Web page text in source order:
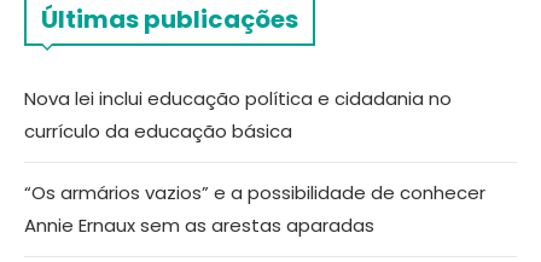
Últimas publicações
Nova lei inclui educação política e cidadania no
currículo da educação básica
“Os armários vazios” e a possibilidade de conhecer
Annie Ernaux sem as arestas aparadas